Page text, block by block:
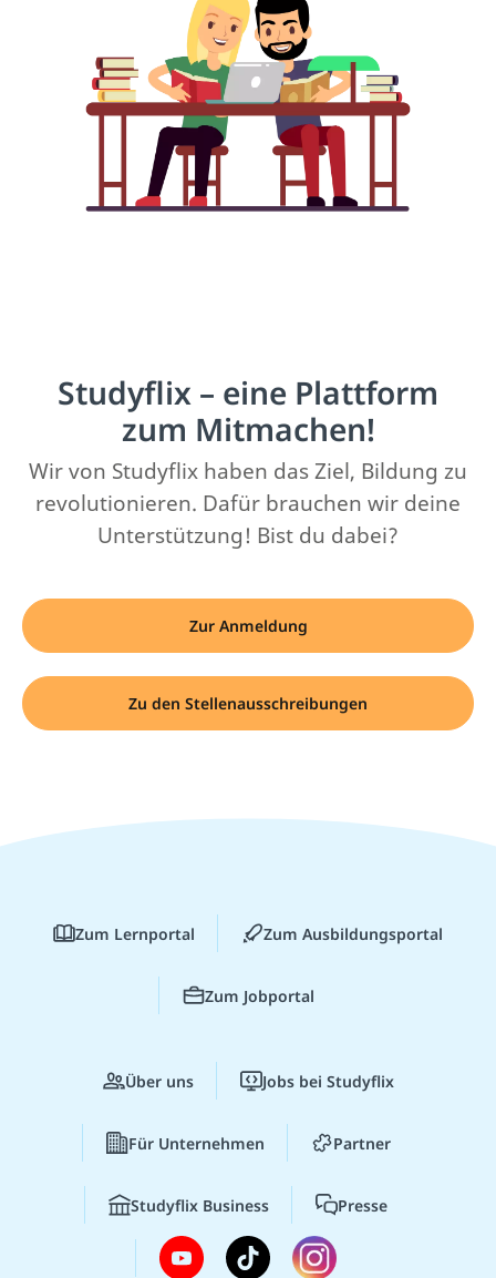
Studyflix – eine Plattform
zum Mitmachen!
Wir von Studyflix haben das Ziel, Bildung zu
revolutionieren. Dafür brauchen wir deine
Unterstützung! Bist du dabei?
Zur Anmeldung
Zu den Stellenausschreibungen
Zum Lernportal Zum Ausbildungsportal
Zum Jobportal
Über uns Jobs bei Studyflix
Für Unternehmen Partner
Studyflix Business Presse